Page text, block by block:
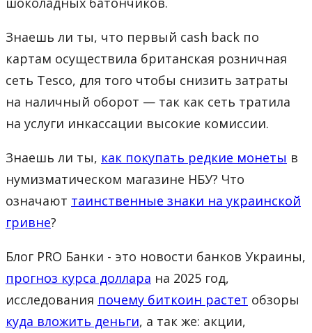
Знаешь ли ты, что первый cash back по
картам осуществила британская розничная
сеть Tesco, для того чтобы снизить затраты
на наличный оборот — так как сеть тратила
на услуги инкассации высокие комиссии.
Знаешь ли ты, как покупать редкие монеты в
нумизматическом магазине НБУ? Что
означают таинственные знаки на украинской
гривне?
Блог PRO Банки - это новости банков Украины,
прогноз курса доллара на 2025 год,
исследования почему биткоин растет обзоры
куда вложить деньги, а так же: акции,